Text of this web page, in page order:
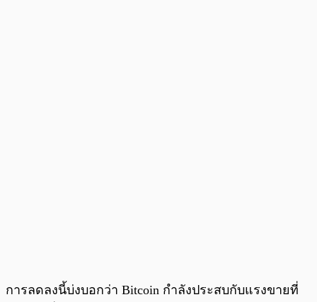
การลดลงนี้บ่งบอกว่า Bitcoin กำลังประสบกับแรงขายที่